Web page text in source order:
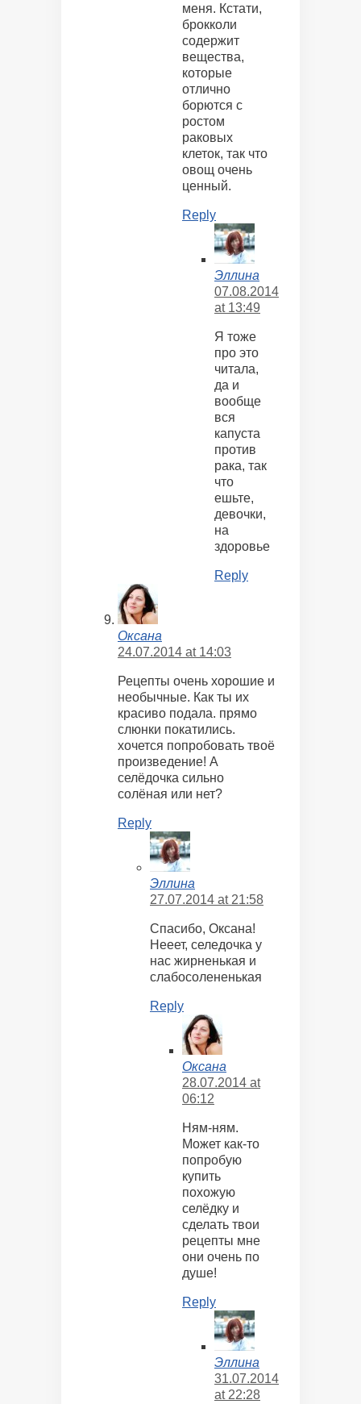
меня. Кстати,
брокколи
содержит
вещества,
которые
отлично
борются с
ростом
раковых
клеток, так что
овощ очень
ценный.
Reply
Эллина
07.08.2014
at 13:49
Я тоже
про это
читала,
да и
вообще
вся
капуста
против
рака, так
что
ешьте,
девочки,
на
здоровье
Reply
Оксана
24.07.2014 at 14:03
Рецепты очень хорошие и
необычные. Как ты их
красиво подала. прямо
слюнки покатились.
хочется попробовать твоё
произведение! А
селёдочка сильно
солёная или нет?
Reply
Эллина
27.07.2014 at 21:58
Спасибо, Оксана!
Нееет, селедочка у
нас жирненькая и
слабосолененькая
Reply
Оксана
28.07.2014 at
06:12
Ням-ням.
Может как-то
попробую
купить
похожую
селёдку и
сделать твои
рецепты мне
они очень по
душе!
Reply
Эллина
31.07.2014
at 22:28